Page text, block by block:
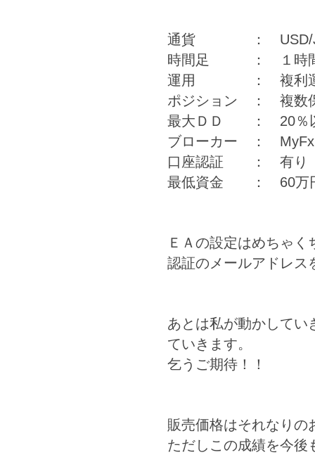
通貨 ： USD/
時間足 ： １時
運用 ： 複利
ポジション ： 複数
最大ＤＤ ： 20％
ブローカー ：
口座認証 ： 有り（
最低資金 ： 60万
ＥＡの設定はめちゃく
認証のメールアドレス
あとは私が動かしてい
ていきます。
乞うご期待！！
販売価格はそれなりの
ただしこの成績を今後